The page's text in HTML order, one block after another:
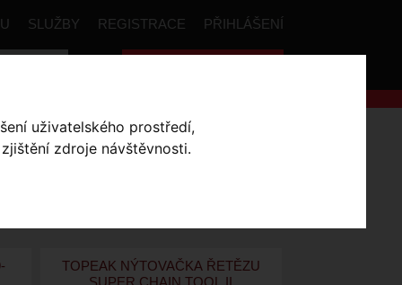
uživatelského prostředí,
zdroje návštěvnosti.
SLUŽBY REGISTRACE PŘIHLÁŠENÍ
SKLADEM V OLOMOUCI
TOPEAK NÝTOVAČKA ŘETĚZU
SUPER CHAIN TOOL II